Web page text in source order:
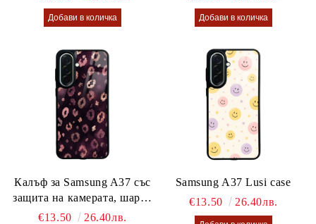
Калъф за Samsung A37 със
защита на камерата, шарен
калъф Lusi case
€13.50 26.40лв.
Samsung A37 Lusi case
€13.50
26.40лв.